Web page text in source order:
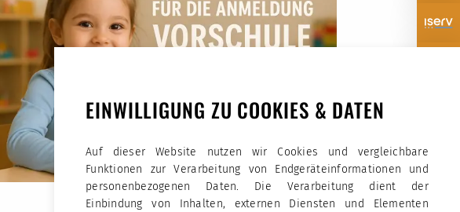
EINWILLIGUNG ZU COOKIES & DATEN
Auf dieser Website nutzen wir Cookies und vergleichbare
Funktionen zur Verarbeitung von Endgeräteinformationen und
personenbezogenen Daten. Die Verarbeitung dient der
Einbindung von Inhalten, externen Diensten und Elementen